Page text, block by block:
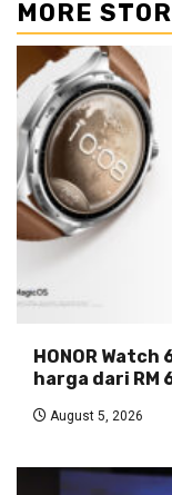
MORE
HONOR
harga dari RM
August 5, 2026